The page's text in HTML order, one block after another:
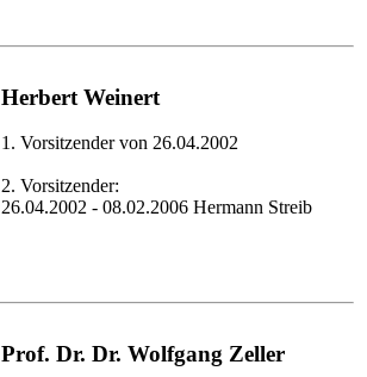
Herbert Weinert
1. Vorsitzender von 26.04.2002
2. Vorsitzender:
26.04.2002 - 08.02.2006 Hermann Streib
Prof. Dr. Dr. Wolfgang Zeller